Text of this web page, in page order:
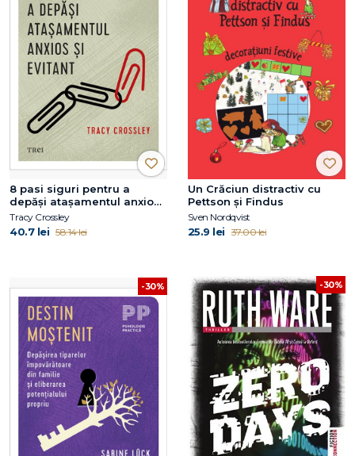
8 pasi siguri pentru a
depăși atașamentul anxios
și evitant
Tracy Crossley
40.7 lei 58.14 lei
Un Crăciun distractiv cu
Pettson și Findus
Sven Nordqvist
25.9 lei 37.00 lei
-30% -30%